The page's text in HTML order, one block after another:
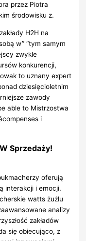
przez Piotra
środowisku z.
H2H na
w” “tym samym
zwykle
konkurencji,
to uznany expert
dziesięcioletnim
zawody
able to Mistrzostwa
i
Sprzedaży!
oferują
interakcji i emocji.
watts żużlu
analizy
zakładów
się obiecująco, z